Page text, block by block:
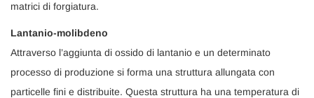
matrici di forgiatura.
Lantanio-molibdeno
Attraverso l’aggiunta di ossido di lantanio e un determinato
processo di produzione si forma una struttura allungata con
particelle fini e distribuite. Questa struttura ha una temperatura di